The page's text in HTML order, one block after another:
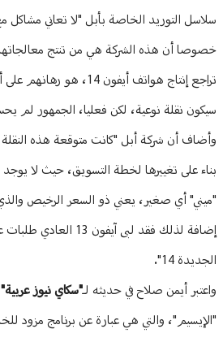
سلاسل التوريد الخاصة بأبل "لا تعاني مشاكل
خصوصا أن هذه الشركة هي من تنتج
تراجع إنتاج هواتف أيفون
سيكون نقلة نوعية، لكن فعليا، الجمهور لم
"ميني" أي صغير، يعني ذو السعر الرخيص
إضافة لذلك فقد لبى
الجديدة 14".
واعتبر أيمن صلاح في حديثه لـ"سكاي نيوز عربية"
"الإيسيم"، والتي هي عبارة عن برنامج مزود